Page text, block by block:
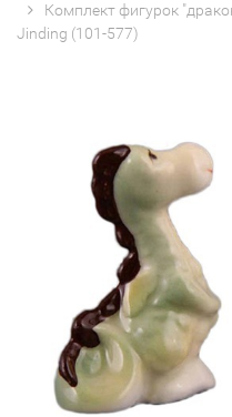
Комплект фигурок
Jinding (101-577)